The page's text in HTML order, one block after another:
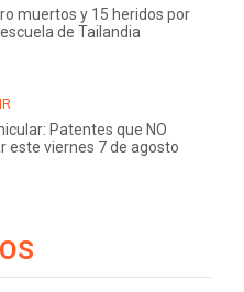
muertos y 15 heridos por
de Tailandia
Patentes que NO
este viernes 7 de agosto